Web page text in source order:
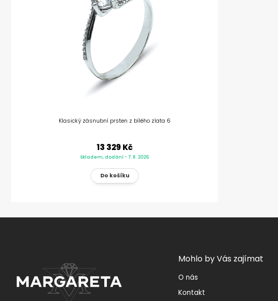
Klasický zásnubní prsten z bílého zlata 6
13 329 Kč
Skladem, dodání - 7. 8. 2026
Mohlo by Vás zajímat
O nás
Kontakt